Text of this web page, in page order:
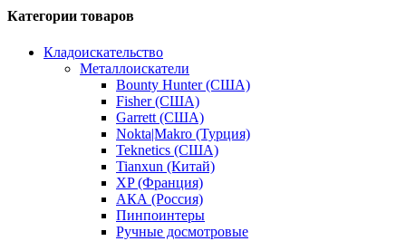
Категории товаров
Кладоискательство
Металлоискатели
Bounty Hunter (США)
Fisher (США)
Garrett (США)
Nokta|Makro (Турция)
Teknetics (США)
Tianxun (Китай)
XP (Франция)
АКА (Россия)
Пинпоинтеры
Ручные досмотровые